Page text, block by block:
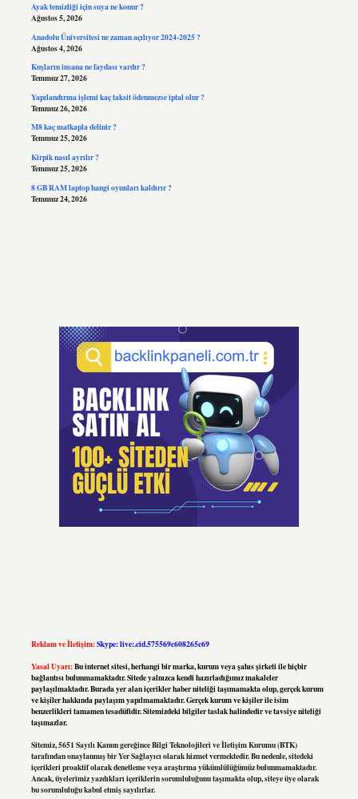
Ayak temizliği için suya ne konur ?
Ağustos 5, 2026
Anadolu Üniversitesi ne zaman açılıyor 2024-2025 ?
Ağustos 4, 2026
Kuşların insana ne faydası vardır ?
Temmuz 27, 2026
Yapılandırma işlemi kaç taksit ödenmezse iptal olur ?
Temmuz 26, 2026
M8 kaç matkapla delinir ?
Temmuz 25, 2026
Kirpik nasıl ayrılır ?
Temmuz 25, 2026
8 GB RAM laptop hangi oyunları kaldırır ?
Temmuz 24, 2026
Reklam ve İletişim:Skype: live:.cid.575569c608265c69
Yasal Uyarı:Bu internet sitesi, herhangi bir marka, kurum veya şahıs şirketi ile hiçbir
bağlantısı bulunmamaktadır. Sitede yalnızca kendi hazırladığımız makaleler
paylaşılmaktadır. Burada yer alan içerikler haber niteliği taşımamakta olup, gerçek kurum
ve kişiler hakkında paylaşım yapılmamaktadır. Gerçek kurum ve kişiler ile isim
benzerlikleri tamamen tesadüfidir. Sitemizdeki bilgiler taslak halindedir ve tavsiye niteliği
taşımazlar.
Sitemiz, 5651 Sayılı Kanun gereğince Bilgi Teknolojileri ve İletişim Kurumu (BTK)
tarafından onaylanmış bir Yer Sağlayıcı olarak hizmet vermektedir. Bu nedenle, sitedeki
içerikleri proaktif olarak denetleme veya araştırma yükümlülüğümüz bulunmamaktadır.
Ancak, üyelerimiz yazdıkları içeriklerin sorumluluğunu taşımakta olup, siteye üye olarak
bu sorumluluğu kabul etmiş sayılırlar.